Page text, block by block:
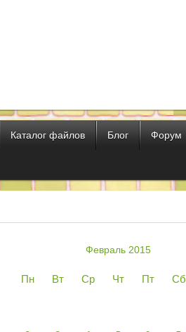
Каталог файлов Блог Форум
Февраль 2015
Пн Вт Ср Чт Пт Сб